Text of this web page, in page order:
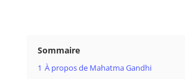
Sommaire
1 À propos de Mahatma Gandhi